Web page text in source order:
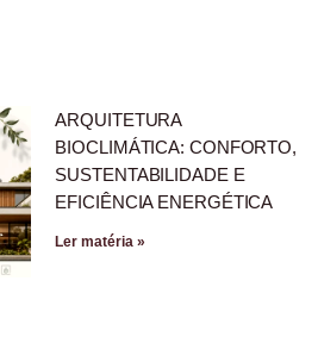
ARQUITETURA
BIOCLIMÁTICA: CONFORTO,
SUSTENTABILIDADE E
EFICIÊNCIA ENERGÉTICA
Ler matéria »